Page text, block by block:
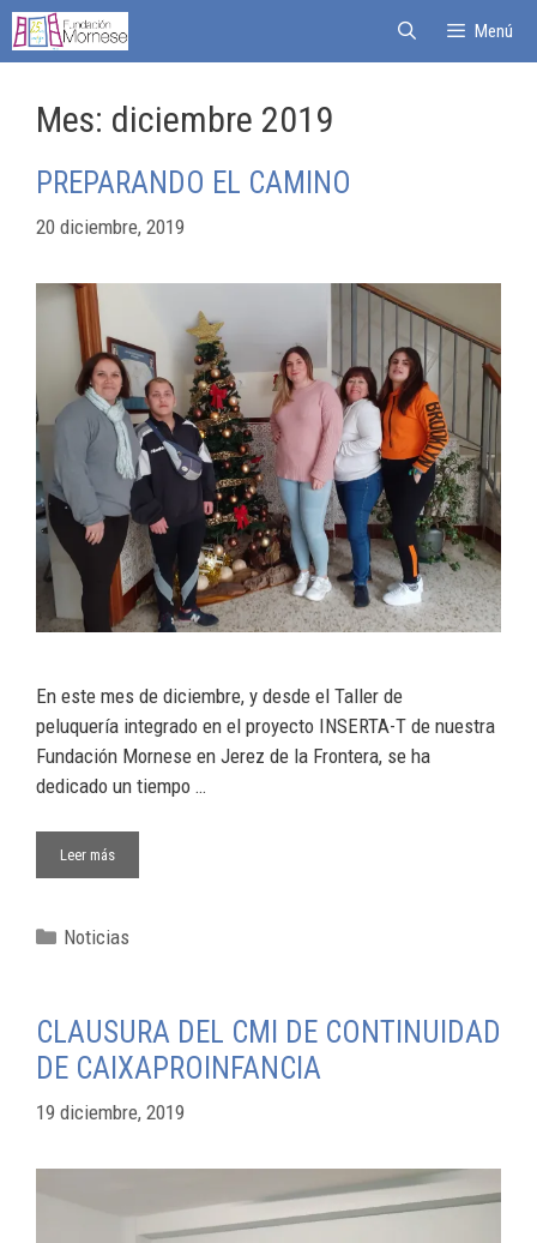
Menú
Mes: diciembre 2019
PREPARANDO EL CAMINO
20 diciembre, 2019
En este mes de diciembre, y desde el Taller de
peluquería integrado en el proyecto INSERTA-T de nuestra
Fundación Mornese en Jerez de la Frontera, se ha
dedicado un tiempo …
Leer más
Noticias
CLAUSURA DEL CMI DE CONTINUIDAD
DE CAIXAPROINFANCIA
19 diciembre, 2019